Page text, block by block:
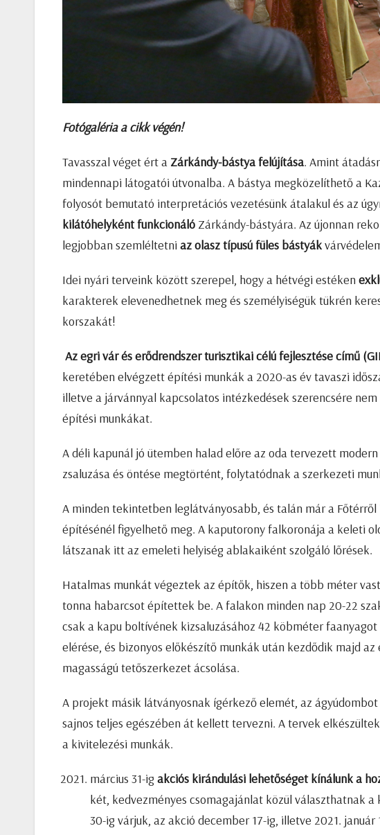
Fotógaléria a cikk végén!
Tavasszal véget ért a Zárkándy-bástya felújítása. Amint
mindennapi látogatói útvonalba. A bástya megközelíthető a
folyosót bemutató interpretációs vezetésünk átalakul és az
kilátóhelyként funkcionáló Zárkándy-bástyára. Az újonnan
legjobban szemléltetniaz olasz típusú füles bástyák
Idei nyári terveink között szerepel, hogy a hétvégi estéken
karakterek elevenedhetnek meg és személyiségük tükrén
korszakát!
Az egri vár és erődrendszer turisztikai célú fejlesztése című
keretében elvégzett építési munkák a 2020-as év tavaszi
illetve a járvánnyal kapcsolatos intézkedések szerencsére
építési munkákat.
A déli kapunál jó ütemben halad előre az oda tervezett
zsaluzása és öntése megtörtént, folytatódnak a szerkezeti
A minden tekintetben leglátványosabb, és talán már a
építésénél figyelhető meg. A kaputorony falkoronája a keleti
látszanak itt az emeleti helyiség ablakaiként szolgáló lőrések.
Hatalmas munkát végeztek az építők, hiszen a több méter
tonna habarcsot építettek be. A falakon minden nap 20-22
csak a kapu boltívének kizsaluzásához 42 köbméter
elérése, és bizonyos előkészítő munkák után kezdődik majd
magasságú tetőszerkezet ácsolása.
A projekt másik látványosnak ígérkező elemét, az
sajnos teljes egészében át kellett tervezni. A tervek
a kivitelezési munkák.
március 31-ig akciós kirándulási lehetőséget kínálunk a
két, kedvezményes csomagajánlat közül választhatnak
30-ig várjuk, az akció december 17-ig, illetve 2021. január